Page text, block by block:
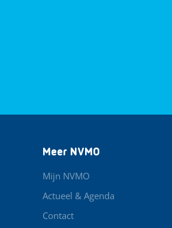
Meer NVMO
Mijn NVMO
Actueel & Agenda
Contact